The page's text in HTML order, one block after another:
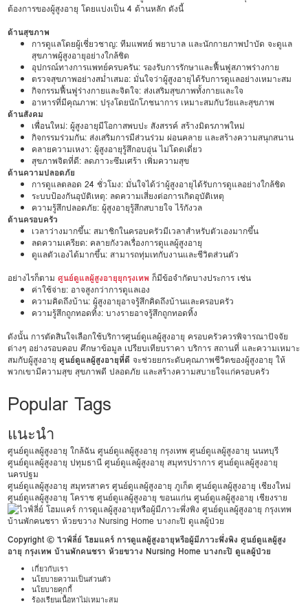
ต้องการของผู้สูงอายุ โดยแบ่งเป็น 4 ด้านหลัก ดังนี้
ด้านสุขภาพ
การดูแลโดยผู้เชี่ยวชาญ: ทีมแพทย์ พยาบาล และนักกายภาพบำบัด จะดูแล
สุขภาพผู้สูงอายุอย่างใกล้ชิด
อุปกรณ์ทางการแพทย์ครบครัน: รองรับการรักษาและฟื้นฟูสภาพร่างกาย
ตรวจสุขภาพอย่างสม่ำเสมอ: มั่นใจว่าผู้สูงอายุได้รับการดูแลอย่างเหมาะสม
กิจกรรมฟื้นฟูร่างกายและจิตใจ: ส่งเสริมสุขภาพทั้งกายและใจ
อาหารที่มีคุณภาพ: ปรุงโดยนักโภชนาการ เหมาะสมกับวัยและสุขภาพ
ด้านสังคม
เพื่อนใหม่: ผู้สูงอายุมีโอกาสพบปะ สังสรรค์ สร้างมิตรภาพใหม่
กิจกรรมร่วมกัน: ส่งเสริมการมีส่วนร่วม ผ่อนคลาย และสร้างความสนุกสนาน
คลายความเหงา: ผู้สูงอายุรู้สึกอบอุ่น ไม่โดดเดี่ยว
สุขภาพจิตที่ดี: ลดภาวะซึมเศร้า เพิ่มความสุข
ด้านความปลอดภัย
การดูแลตลอด 24 ชั่วโมง: มั่นใจได้ว่าผู้สูงอายุได้รับการดูแลอย่างใกล้ชิด
ระบบป้องกันอุบัติเหตุ: ลดความเสี่ยงต่อการเกิดอุบัติเหตุ
ความรู้สึกปลอดภัย: ผู้สูงอายุรู้สึกสบายใจ ไร้กังวล
ด้านครอบครัว
เวลาว่างมากขึ้น: สมาชิกในครอบครัวมีเวลาสำหรับตัวเองมากขึ้น
ลดความเครียด: คลายกังวลเรื่องการดูแลผู้สูงอายุ
ดูแลตัวเองได้มากขึ้น: สามารถทุ่มเทกับงานและชีวิตส่วนตัว
อย่างไรก็ตามศูนย์ดูแลผู้สูงอายุยุกรุงเทพ ก็มีข้อจำกัดบางประการ เช่น
ค่าใช้จ่าย: อาจสูงกว่าการดูแลเอง
ความคิดถึงบ้าน: ผู้สูงอายุอาจรู้สึกคิดถึงบ้านและครอบครัว
ความรู้สึกถูกทอดทิ้ง: บางรายอาจรู้สึกถูกทอดทิ้ง
ดังนั้น การตัดสินใจเลือกใช้บริการศูนย์ดูแลผู้สูงอายุ ครอบครัวควรพิจารณาปัจจัย
ต่างๆ อย่างรอบคอบ ศึกษาข้อมูล เปรียบเทียบราคา บริการ สถานที่ และความเหมาะ
สมกับผู้สูงอายุศูนย์ดูแลผู้สูงอายุที่ดี จะช่วยยกระดับคุณภาพชีวิตของผู้สูงอายุ ให้
พวกเขามีความสุข สุขภาพดี ปลอดภัย และสร้างความสบายใจแก่ครอบครัว
Popular Tags
แนะนำ
ศูนย์ดูแลผู้สูงอายุ ใกล้ฉัน ศูนย์ดูแลผู้สูงอายุ กรุงเทพ ศูนย์ดูแลผู้สูงอายุ นนทบุรี
ศูนย์ดูแลผู้สูงอายุ ปทุมธานี ศูนย์ดูแลผู้สูงอายุ สมุทรปราการ ศูนย์ดูแลผู้สูงอายุ
นครปฐม
ศูนย์ดูแลผู้สูงอายุ สมุทรสาคร ศูนย์ดูแลผู้สูงอายุ ภูเก็ต ศูนย์ดูแลผู้สูงอายุ เชียงใหม่
ศูนย์ดูแลผู้สูงอายุ โคราช ศูนย์ดูแลผู้สูงอายุ ขอนแก่น ศูนย์ดูแลผู้สูงอายุ เชียงราย
Copyright © ไวฟ์ลี่ย์ โฮมแคร์ การดูแลผู้สูงอายุหรือผู้มีภาวะพึ่งพิง ศูนย์ดูแลผู้สูง
อายุ กรุงเทพ บ้านพักคนชรา ห้วยขวาง Nursing Home บางกะปิ ดูแลผู้ป่วย
เกี่ยวกับเรา
นโยบายความเป็นส่วนตัว
นโยบายคุกกี้
ร้องเรียนเนื้อหาไม่เหมาะสม